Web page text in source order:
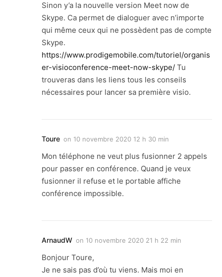
Sinon y’a la nouvelle version Meet now de
Skype. Ca permet de dialoguer avec n’importe
qui même ceux qui ne possèdent pas de compte
Skype.
https://www.prodigemobile.com/tutoriel/organis
er-visioconference-meet-now-skype/ Tu
trouveras dans les liens tous les conseils
nécessaires pour lancer sa première visio.
Toure on 10 novembre 2020 12 h 30 min
Mon téléphone ne veut plus fusionner 2 appels
pour passer en conférence. Quand je veux
fusionner il refuse et le portable affiche
conférence impossible.
ArnaudW on 10 novembre 2020 21 h 22 min
Bonjour Toure,
Je ne sais pas d’où tu viens. Mais moi en